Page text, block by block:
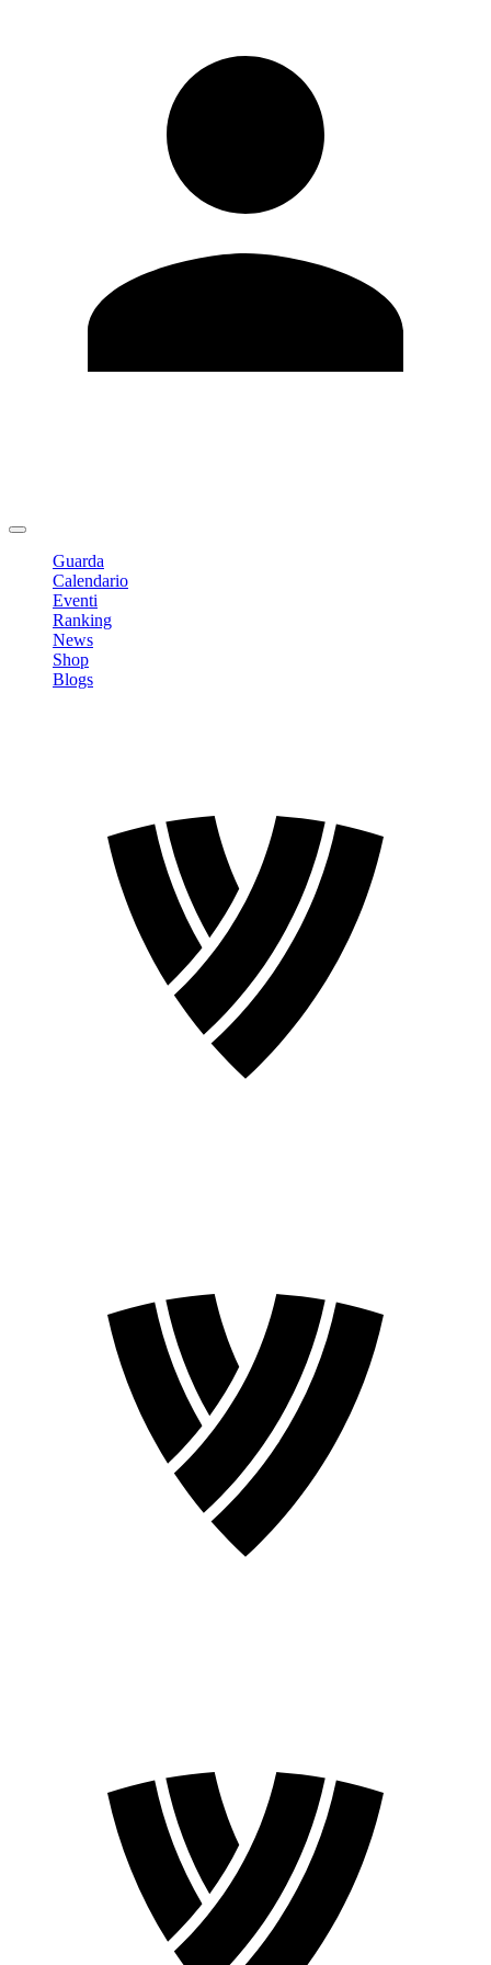
Guarda
Calendario
Eventi
Ranking
News
Shop
Blogs